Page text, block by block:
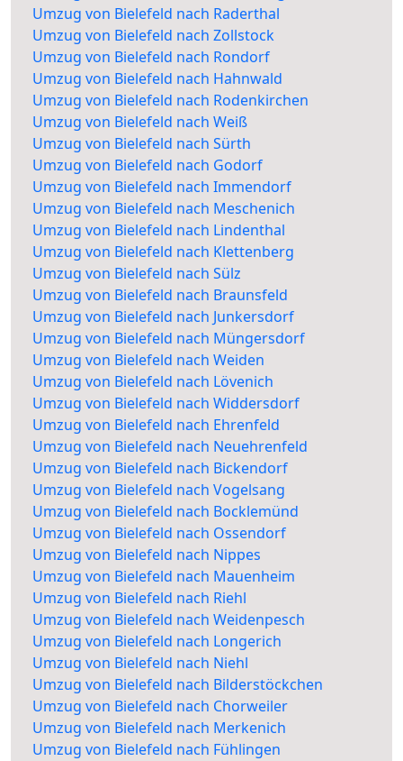
Umzug von Bielefeld nach Raderthal
Umzug von Bielefeld nach Zollstock
Umzug von Bielefeld nach Rondorf
Umzug von Bielefeld nach Hahnwald
Umzug von Bielefeld nach Rodenkirchen
Umzug von Bielefeld nach Weiß
Umzug von Bielefeld nach Sürth
Umzug von Bielefeld nach Godorf
Umzug von Bielefeld nach Immendorf
Umzug von Bielefeld nach Meschenich
Umzug von Bielefeld nach Lindenthal
Umzug von Bielefeld nach Klettenberg
Umzug von Bielefeld nach Sülz
Umzug von Bielefeld nach Braunsfeld
Umzug von Bielefeld nach Junkersdorf
Umzug von Bielefeld nach Müngersdorf
Umzug von Bielefeld nach Weiden
Umzug von Bielefeld nach Lövenich
Umzug von Bielefeld nach Widdersdorf
Umzug von Bielefeld nach Ehrenfeld
Umzug von Bielefeld nach Neuehrenfeld
Umzug von Bielefeld nach Bickendorf
Umzug von Bielefeld nach Vogelsang
Umzug von Bielefeld nach Bocklemünd
Umzug von Bielefeld nach Ossendorf
Umzug von Bielefeld nach Nippes
Umzug von Bielefeld nach Mauenheim
Umzug von Bielefeld nach Riehl
Umzug von Bielefeld nach Weidenpesch
Umzug von Bielefeld nach Longerich
Umzug von Bielefeld nach Niehl
Umzug von Bielefeld nach Bilderstöckchen
Umzug von Bielefeld nach Chorweiler
Umzug von Bielefeld nach Merkenich
Umzug von Bielefeld nach Fühlingen